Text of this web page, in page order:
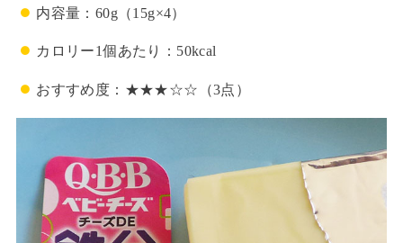
内容量：60g（15g×4）
カロリー1個あたり：50kcal
おすすめ度：★★★☆☆（3点）